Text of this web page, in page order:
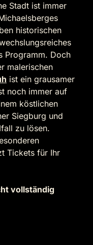
Stadt ist immer
historischen
Programm. Doch
malerischen
ist ein grausamer
noch immer auf
köstlichen
Siegburg und
zu lösen.
Tickets für Ihr
vollständig